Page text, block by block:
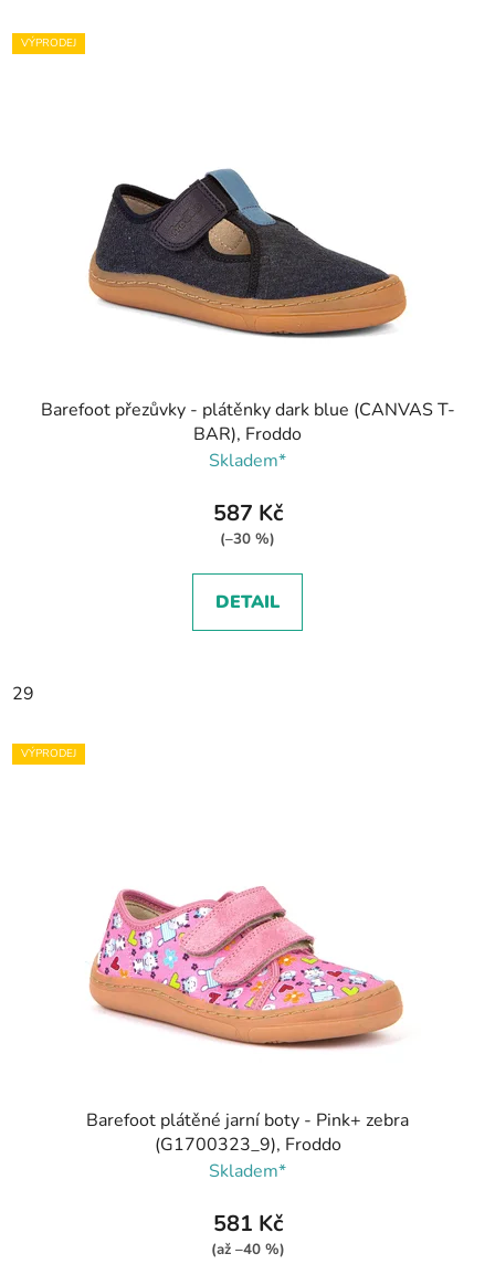
VÝPRODEJ
Barefoot přezůvky - plátěnky dark blue (CANVAS T-
BAR), Froddo
Skladem*
587 Kč
(–30 %)
DETAIL
29
VÝPRODEJ
Barefoot plátěné jarní boty - Pink+ zebra
(G1700323_9), Froddo
Skladem*
581 Kč
(až –40 %)